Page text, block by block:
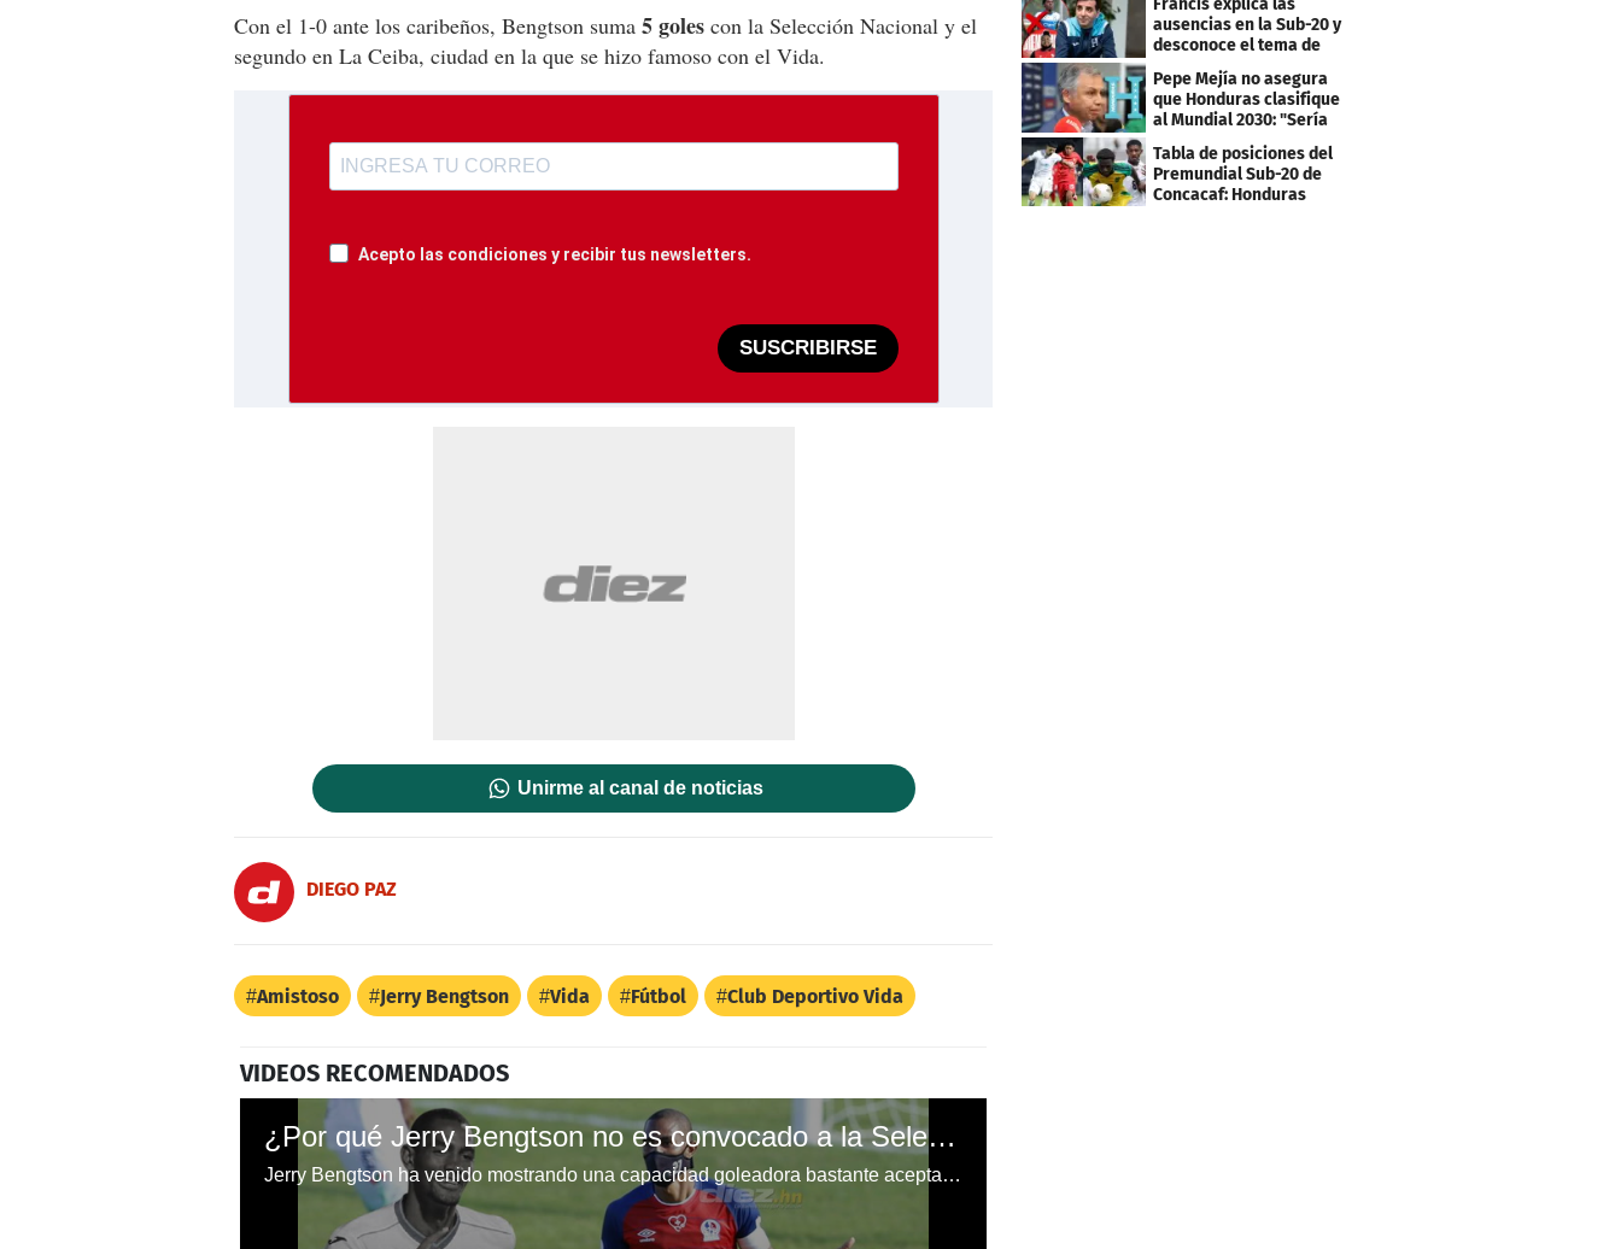
Con el 1-0 ante los caribeños, Bengtson suma 5 goles con la Selección Nacional y el
segundo en La Ceiba, ciudad en la que se hizo famoso con el Vida.
Acepto las condiciones y recibir tus newsletters.
SUSCRIBIRSE
Unirme al canal de noticias
DIEGO PAZ
Amistoso Jerry Bengtson Vida Fútbol Club Deportivo Vida
VIDEOS RECOMENDADOS
¿Por qué Jerry Bengtson no es convocado a la Selección de Honduras a pesar de sus números?
Jerry Bengtson ha venido mostrando una capacidad goleadora bastante aceptable, sin embargo, no es convocado a la Selección de Hondura.
Francis explica las
ausencias en la Sub-20 y
desconoce el tema de
los tiktokers
Pepe Mejía no asegura
que Honduras clasifique
al Mundial 2030: "Sería
mentir"
Tabla de posiciones del
Premundial Sub-20 de
Concacaf: Honduras